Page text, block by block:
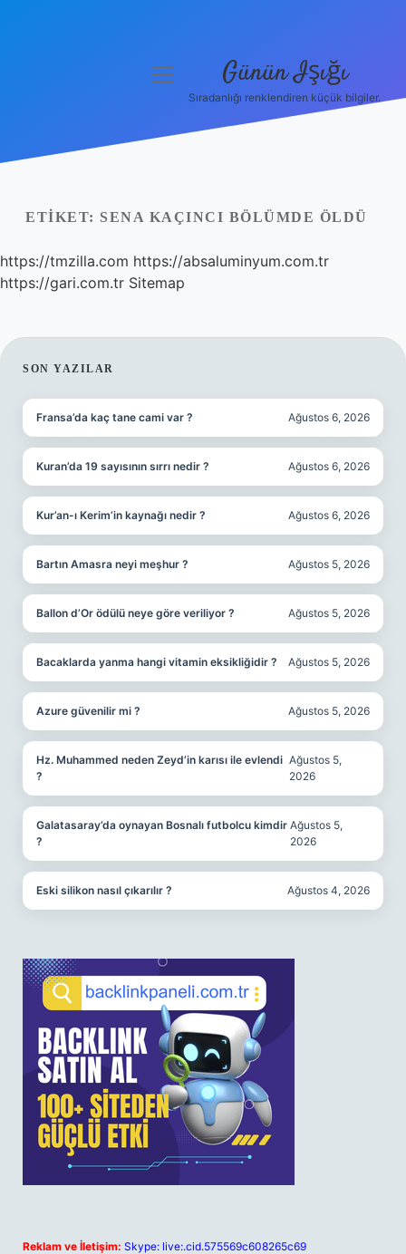
Yasal Uyarı
Hakkımızda
menüyü
Günün Işığı
Sıradanlığı renklendiren küçük bilgiler.
ETIKET: SENA KAÇINCI BÖLÜMDE ÖLDÜ
https://tmzilla.com https://absaluminyum.com.tr
https://gari.com.tr Sitemap
SIDEBAR
SON YAZILAR
Fransa’da kaç tane cami var ? Ağustos 6, 2026
Kuran’da 19 sayısının sırrı nedir ? Ağustos 6, 2026
Kur’an-ı Kerim’in kaynağı nedir ? Ağustos 6, 2026
Bartın Amasra neyi meşhur ? Ağustos 5, 2026
Ballon d’Or ödülü neye göre veriliyor ? Ağustos 5, 2026
Bacaklarda yanma hangi vitamin eksikliğidir ? Ağustos 5, 2026
Azure güvenilir mi ? Ağustos 5, 2026
Hz. Muhammed neden Zeyd’in karısı ile evlendi
?
Ağustos 5,
2026
Galatasaray’da oynayan Bosnalı futbolcu kimdir
?
Ağustos 5,
2026
Eski silikon nasıl çıkarılır ? Ağustos 4, 2026
Reklam ve İletişim: Skype: live:.cid.575569c608265c69